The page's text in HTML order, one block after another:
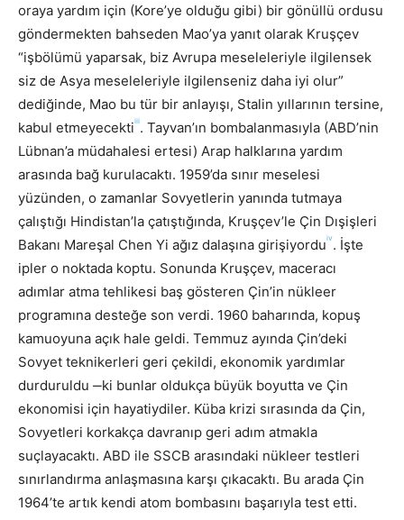
oraya yardım için (Kore’ye olduğu gibi) bir gönüllü ordusu
göndermekten bahseden Mao’ya yanıt olarak Kruşçev
“işbölümü yaparsak, biz Avrupa meseleleriyle ilgilensek
siz de Asya meseleleriyle ilgilenseniz daha iyi olur”
dediğinde, Mao bu tür bir anlayışı, Stalin yıllarının tersine,
kabul etmeyecektiiii. Tayvan’ın bombalanmasıyla (ABD’nin
Lübnan’a müdahalesi ertesi) Arap halklarına yardım
arasında bağ kurulacaktı. 1959’da sınır meselesi
yüzünden, o zamanlar Sovyetlerin yanında tutmaya
çalıştığı Hindistan’la çatıştığında, Kruşçev’le Çin Dışişleri
Bakanı Mareşal Chen Yi ağız dalaşına girişiyorduiv. İşte
ipler o noktada koptu. Sonunda Kruşçev, maceracı
adımlar atma tehlikesi baş gösteren Çin’in nükleer
programına desteğe son verdi. 1960 baharında, kopuş
kamuoyuna açık hale geldi. Temmuz ayında Çin’deki
Sovyet teknikerleri geri çekildi, ekonomik yardımlar
durduruldu ‒ki bunlar oldukça büyük boyutta ve Çin
ekonomisi için hayatiydiler. Küba krizi sırasında da Çin,
Sovyetleri korkakça davranıp geri adım atmakla
suçlayacaktı. ABD ile SSCB arasındaki nükleer testleri
sınırlandırma anlaşmasına karşı çıkacaktı. Bu arada Çin
1964’te artık kendi atom bombasını başarıyla test etti.